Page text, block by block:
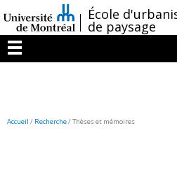
au
contenu
/École
de paysage
Menu
Accueil / Recherche/Thèses et mémoires